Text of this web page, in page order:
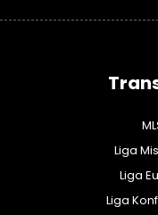
Liga
Liga
Liga